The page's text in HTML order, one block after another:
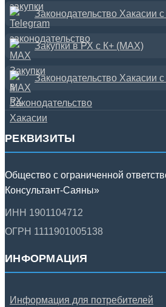
Законодательство Хакасии
Закупки в РХ с К+ (MAX)
Законодательство Хакасии
РЕКВИЗИТЫ
Общество с ограниченной
Консультант-Саяны»
ИНН 1901104712
ОГРН 1111901005138
ИНФОРМАЦИЯ
Информация для потребителей